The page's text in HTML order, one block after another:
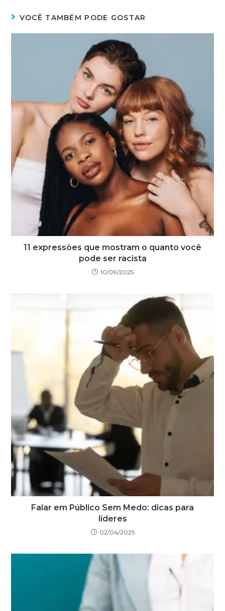
VOCÊ TAMBÉM PODE GOSTAR
11 expressões que mostram o quanto você
pode ser racista
10/09/2025
Falar em Público Sem Medo: dicas para
líderes
02/04/2025